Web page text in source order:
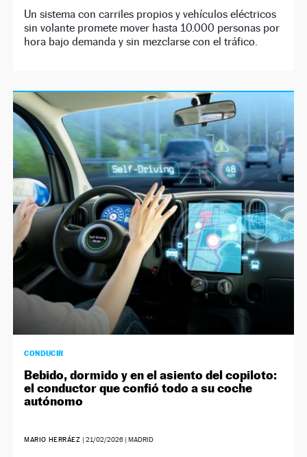
Un sistema con carriles propios y vehículos eléctricos
sin volante promete mover hasta 10.000 personas por
hora bajo demanda y sin mezclarse con el tráfico.
CONDUCIR
Bebido, dormido y en el asiento del copiloto:
el conductor que confió todo a su coche
autónomo
MARIO HERRÁEZ | 21/02/2026| MADRID